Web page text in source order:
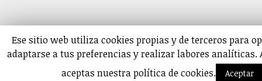
Ese sitio web utiliza cookies propias y de terceros para
adaptarse a tus preferencias y realizar labores analíticas.
aceptas nuestra política de cookies.
Aceptar